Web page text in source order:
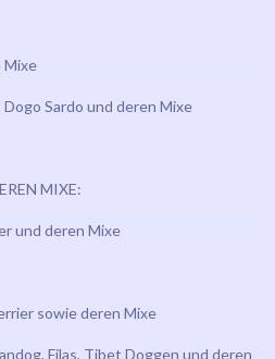
Mixe
Dogo Sardo und deren Mixe
MIXE:
und deren Mixe
sowie deren Mixe
Filas, Tibet Doggen und deren